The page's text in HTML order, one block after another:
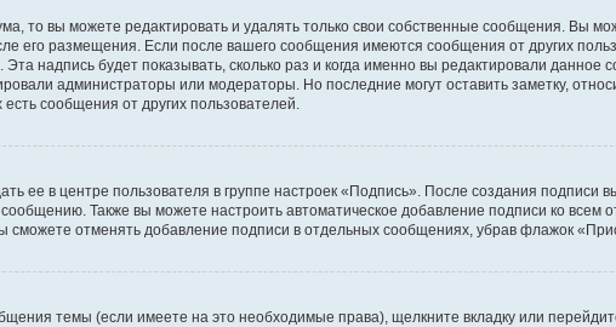
то вы можете редактировать и удалять только свои собственные сообщения. Вы
его размещения. Если после вашего сообщения имеются сообщения от других
надпись будет показывать, сколько раз и когда именно вы редактировали
администраторы или модераторы. Но последние могут оставить заметку,
сообщения от других пользователей.
ее в центре пользователя в группе настроек «Подпись». После создания
Также вы можете настроить автоматическое добавление подписи ко
отменять добавление подписи в отдельных сообщениях, убрав флажок
темы (если имеете на это необходимые права), щелкните вкладку или